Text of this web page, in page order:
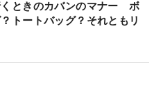
くときのカバンのマナー ボ
トートバッグ？それともリ